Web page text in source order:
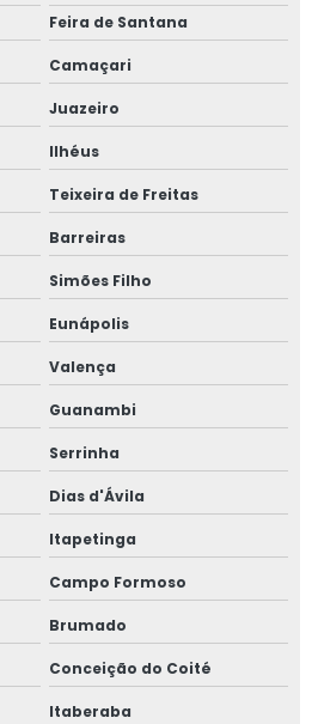
Feira de Santana
Camaçari
Juazeiro
Ilhéus
Teixeira de Freitas
Barreiras
Simões Filho
Eunápolis
Valença
Guanambi
Serrinha
Dias d'Ávila
Itapetinga
Campo Formoso
Brumado
Conceição do Coité
Itaberaba